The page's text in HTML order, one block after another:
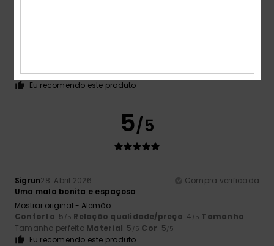
Tamanho perfeitoMaterial: 5/5 Cor: 5/5
Eu recomendo este produto
5/5
Sigrun28. Abril 2026
Compra verificada
Uma mala bonita e espaçosa
Mostrar original - Alemão
Conforto: 5 /5 Relação qualidade/preço: 4 /5 Tamanho:
Tamanho perfeito Material: 5 /5 Cor: 5/5
Eu recomendo este produto